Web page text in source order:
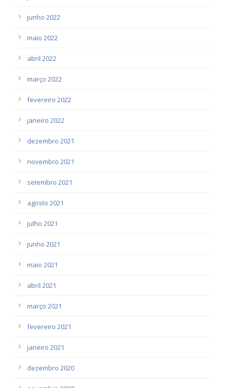
junho 2022
maio 2022
abril 2022
março 2022
fevereiro 2022
janeiro 2022
dezembro 2021
novembro 2021
setembro 2021
agosto 2021
julho 2021
junho 2021
maio 2021
abril 2021
março 2021
fevereiro 2021
janeiro 2021
dezembro 2020